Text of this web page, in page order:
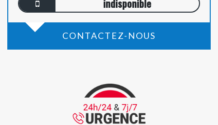
indisponible
CONTACTEZ-NOUS